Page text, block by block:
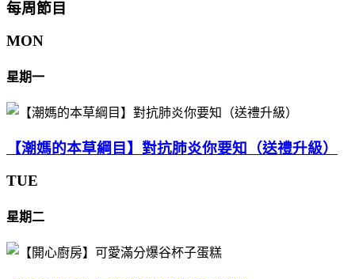
每周節目
MON
星期一
【潮媽的本草綱目】對抗肺炎你要知（送禮升級）
TUE
星期二